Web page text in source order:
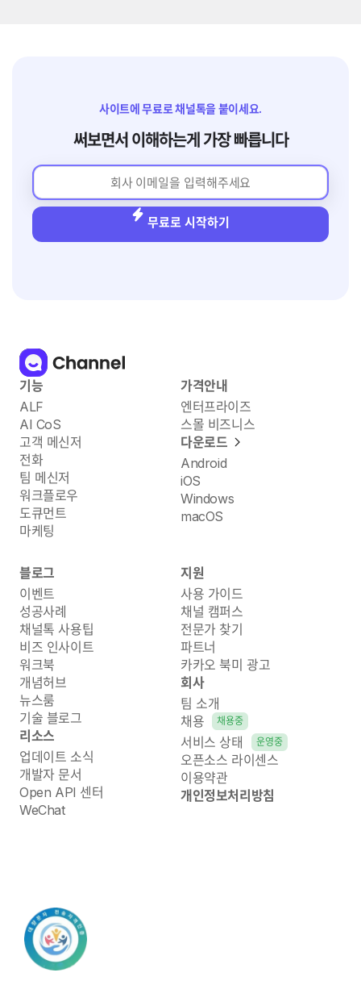
사이트에 무료로 채널톡을 붙이세요.
써보면서 이해하는게 가장 빠릅니다
무료로 시작하기
기능
ALF
AI CoS
고객 메신저
전화
팀 메신저
워크플로우
도큐먼트
마케팅
가격안내
엔터프라이즈
스몰 비즈니스
다운로드
Android
iOS
Windows
macOS
블로그
이벤트
성공사례
채널톡 사용팁
비즈 인사이트
워크북
개념허브
뉴스룸
기술 블로그
리소스
업데이트 소식
개발자 문서
Open API 센터
WeChat
지원
사용 가이드
채널 캠퍼스
전문가 찾기
파트너
카카오 북미 광고
회사
팀 소개
채용
채용중
서비스 상태 운영중
오픈소스 라이센스
이용약관
개인정보처리방침